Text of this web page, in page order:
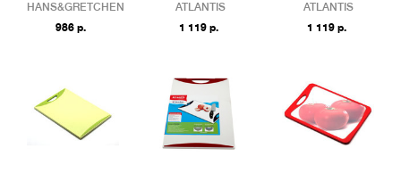
HANS&GRETCHEN
986 р.
ATLANTIS
1 119 р.
ATLANTIS
1 119 р.